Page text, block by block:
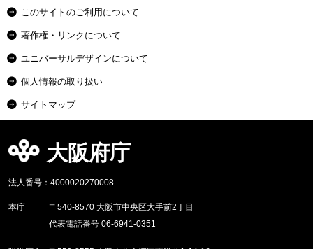
このサイトのご利用について
著作権・リンクについて
ユニバーサルデザインについて
個人情報の取り扱い
サイトマップ
大阪府庁
法人番号：4000020270008
本庁
〒540-8570 大阪市中央区大手前2丁目
代表電話番号 06-6941-0351